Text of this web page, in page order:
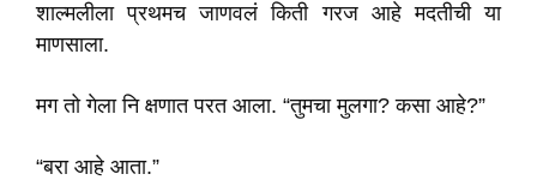
शाल्मलीला प्रथमच जाणवलं किती गरज आहे मदतीची या
माणसाला.
मग तो गेला नि क्षणात परत आला. “तुमचा मुलगा? कसा आहे?”
“बरा आहे आता.”